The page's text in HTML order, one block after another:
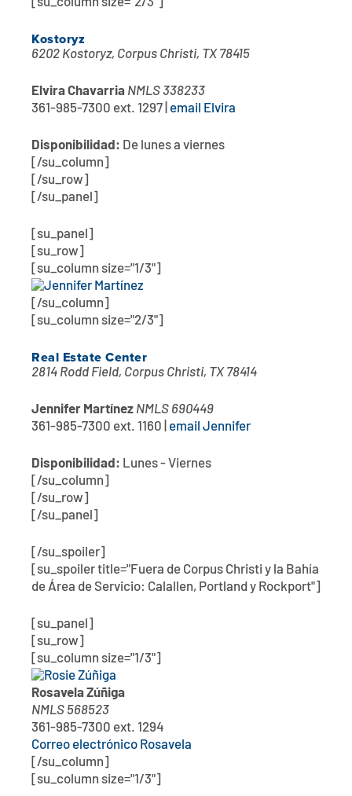
Kostoryz
6202 Kostoryz, Corpus Christi, TX 78415
Elvira Chavarria NMLS 338233
361-985-7300 ext. 1297 | email Elvira
Disponibilidad: De lunes a viernes
[/su_column]
[/su_row]
[/su_panel]
[su_panel]
[su_row]
[su_column size="1/3"]
[/su_column]
[su_column size="2/3"]
Real Estate Center
2814 Rodd Field, Corpus Christi, TX 78414
Jennifer Martínez NMLS 690449
361-985-7300 ext. 1160 | email Jennifer
Disponibilidad: Lunes - Viernes
[/su_column]
[/su_row]
[/su_panel]
[/su_spoiler]
[su_spoiler title="Fuera de Corpus Christi y la Bahía
de Área de Servicio: Calallen, Portland y Rockport"]
[su_panel]
[su_row]
[su_column size="1/3"]
Rosavela Zúñiga
NMLS 568523
361-985-7300 ext. 1294
Correo electrónico Rosavela
[/su_column]
[su_column size="1/3"]